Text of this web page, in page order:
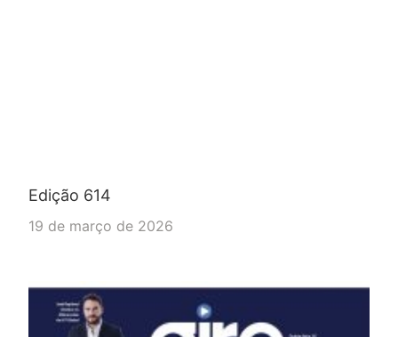
Edição 614
19 de março de 2026